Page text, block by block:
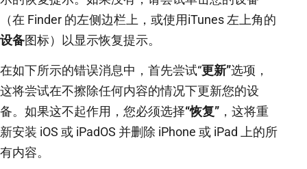
（在 Finder 的左侧边栏上，或使用iTunes 左上角的
设备图标）以显示恢复提示。
在如下所示的错误消息中，首先尝试“更新”选项，
这将尝试在不擦除任何内容的情况下更新您的设
备。如果这不起作用，您必须选择“恢复” ，这将重
新安装 iOS 或 iPadOS 并删除 iPhone 或 iPad 上的所
有内容。